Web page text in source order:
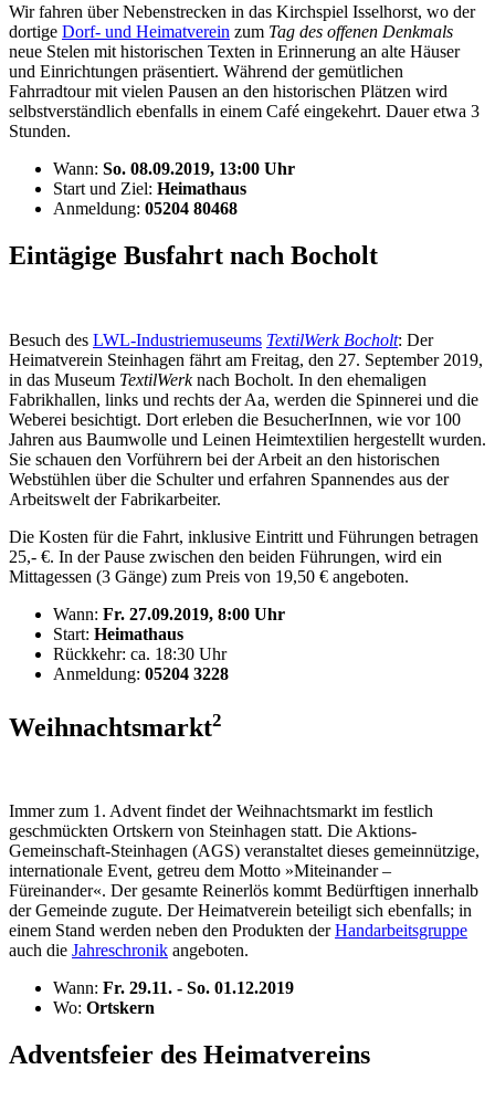
Wir fahren über Nebenstrecken in das Kirchspiel Isselhorst, wo der
dortige Dorf- und Heimatverein zum Tag des offenen Denkmals
neue Stelen mit historischen Texten in Erinnerung an alte Häuser
und Einrichtungen präsentiert. Während der gemütlichen
Fahrradtour mit vielen Pausen an den historischen Plätzen wird
selbstverständlich ebenfalls in einem Café eingekehrt. Dauer etwa 3
Stunden.
Wann: So. 08.09.2019, 13:00 Uhr
Start und Ziel: Heimathaus
Anmeldung: 05204 80468
Eintägige Busfahrt nach Bocholt
Besuch des LWL-Industriemuseums TextilWerk Bocholt: Der
Heimatverein Steinhagen fährt am Freitag, den 27. September 2019,
in das Museum TextilWerknach Bocholt. In den ehemaligen
Fabrikhallen, links und rechts der Aa, werden die Spinnerei und die
Weberei besichtigt. Dort erleben die BesucherInnen, wie vor 100
Jahren aus Baumwolle und Leinen Heimtextilien hergestellt wurden.
Sie schauen den Vorführern bei der Arbeit an den historischen
Webstühlen über die Schulter und erfahren Spannendes aus der
Arbeitswelt der Fabrikarbeiter.
Die Kosten für die Fahrt, inklusive Eintritt und Führungen betragen
25,- €. In der Pause zwischen den beiden Führungen, wird ein
Mittagessen (3 Gänge) zum Preis von 19,50 € angeboten.
Wann: Fr. 27.09.2019, 8:00 Uhr
Start: Heimathaus
Rückkehr: ca. 18:30 Uhr
Anmeldung: 05204 3228
Weihnachtsmarkt2
Immer zum 1. Advent findet der Weihnachtsmarkt im festlich
geschmückten Ortskern von Steinhagen statt. Die Aktions-
Gemeinschaft-Steinhagen (AGS) veranstaltet dieses gemeinnützige,
internationale Event, getreu dem Motto »Miteinander –
Füreinander«. Der gesamte Reinerlös kommt Bedürftigen innerhalb
der Gemeinde zugute. Der Heimatverein beteiligt sich ebenfalls; in
einem Stand werden neben den Produkten derHandarbeitsgruppe
auch die Jahreschronik angeboten.
Wann: Fr. 29.11. - So. 01.12.2019
Wo: Ortskern
Adventsfeier des Heimatvereins